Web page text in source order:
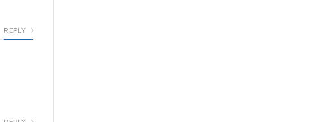
REPLY